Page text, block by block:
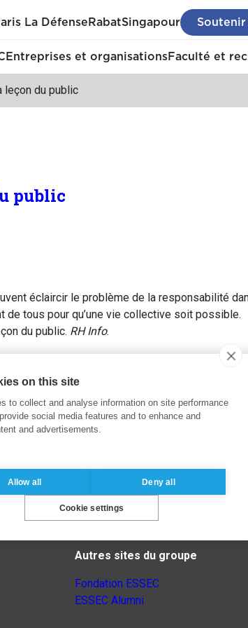
La Défense RabatSingapour Soutenir
Entreprises et organisationsFaculté et
leçon du public
public
éclaircir le problème de la responsabilité
de tous pour qu’une vie collective soit possible.
du public. RH Info.
Autres sites du groupe
Fondation ESSEC
ESSEC Alumni
on this site
to collect and analyse information on site performance
social media features and to enhance and
and advertisements.
Allow all Deny all
Cookie settings